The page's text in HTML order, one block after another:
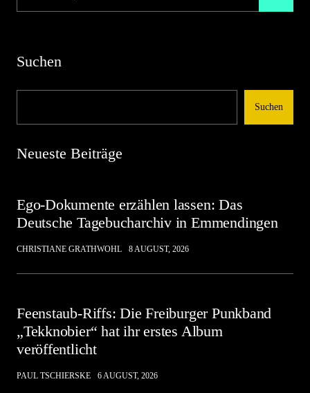
Suchen
Suchen
Neueste Beiträge
Ego-Dokumente erzählen lassen: Das
Deutsche Tagebucharchiv in Emmendingen
CHRISTIANE GRATHWOHL 8 AUGUST, 2026
Feenstaub-Riffs: Die Freiburger Punkband
„Tekknobier“ hat ihr erstes Album
veröffentlicht
PAUL TSCHIERSKE 6 AUGUST, 2026